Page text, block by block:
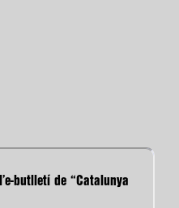
butlletí de “Catalunya